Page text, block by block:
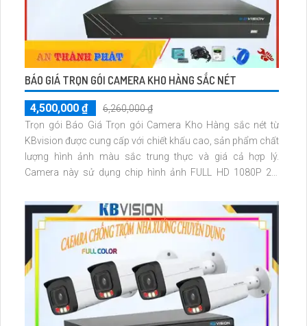
BÁO GIÁ TRỌN GÓI CAMERA KHO HÀNG SẮC NÉT
4,500,000 ₫
6,260,000 ₫
Trọn gói Báo Giá Trọn gói Camera Kho Hàng sắc nét từ
KBvision được cung cấp với chiết khấu cao, sản phẩm chất
lượng hình ảnh màu sắc trung thực và giá cả hợp lý.
Camera này sử dụng chip hình ảnh FULL HD 1080P 2.0
định